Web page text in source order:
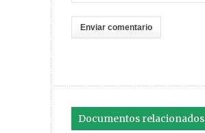
Documentos relacionados